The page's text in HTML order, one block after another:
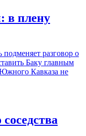
в плену
разговор о
Баку главным
Кавказа не